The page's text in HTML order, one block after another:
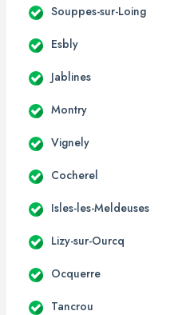
Souppes-sur-Loing
Esbly
Jablines
Montry
Vignely
Cocherel
Isles-les-Meldeuses
Lizy-sur-Ourcq
Ocquerre
Tancrou